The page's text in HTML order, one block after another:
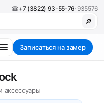
☎+7 (3822) 93-55-76· 935576
🔎
Записаться на замер
аксессуары